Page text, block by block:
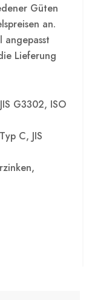
Güten
an.
Lieferung
G3302, ISO
C, JIS